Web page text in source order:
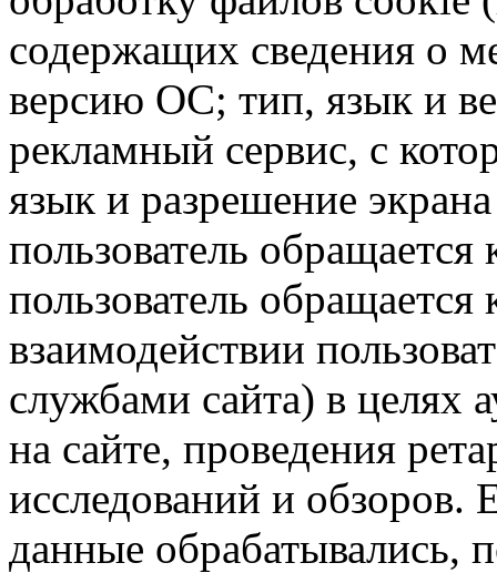
содержащих сведения о
версию ОС; тип, язык и
рекламный сервис, с
язык и разрешение
пользователь обращается
пользователь обращается
взаимодействии
службами сайта) в целях
на сайте, проведения
исследований и обзоров.
данные обрабатывались,